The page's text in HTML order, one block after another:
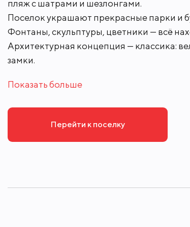
Детские сады
пляж с шатрами и шезлонгами.
Поселок украшают прекрасные парки и
Фонтаны, скульптуры, цветники — всё
Архитектурная концепция — классика:
замки.
Показать больше
Перейти к поселку